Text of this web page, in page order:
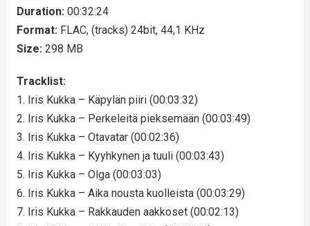
Duration: 00:32:24
Format: FLAC, (tracks) 24bit, 44,1 KHz
Size: 298 MB
Tracklist:
1. Iris Kukka – Käpylän piiri (00:03:32)
2. Iris Kukka – Perkeleitä pieksemään (00:03:49)
3. Iris Kukka – Otavatar (00:02:36)
4. Iris Kukka – Kyyhkynen ja tuuli (00:03:43)
5. Iris Kukka – Olga (00:03:03)
6. Iris Kukka – Aika nousta kuolleista (00:03:29)
7. Iris Kukka – Rakkauden aakkoset (00:02:13)